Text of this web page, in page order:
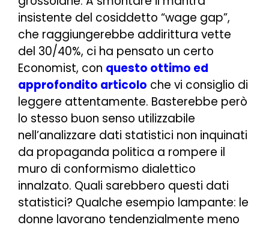
insistente del cosiddetto “wage gap”,
che raggiungerebbe addirittura vette
del 30/40%, ci ha pensato un certo
Economist, con questo ottimo ed
approfondito articolo che vi consiglio di
leggere attentamente. Basterebbe però
lo stesso buon senso utilizzabile
nell’analizzare dati statistici non inquinati
da propaganda politica a rompere il
muro di conformismo dialettico
innalzato. Quali sarebbero questi dati
statistici? Qualche esempio lampante: le
donne lavorano tendenzialmente meno